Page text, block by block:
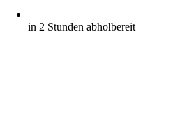
in 2 Stunden abholbereit